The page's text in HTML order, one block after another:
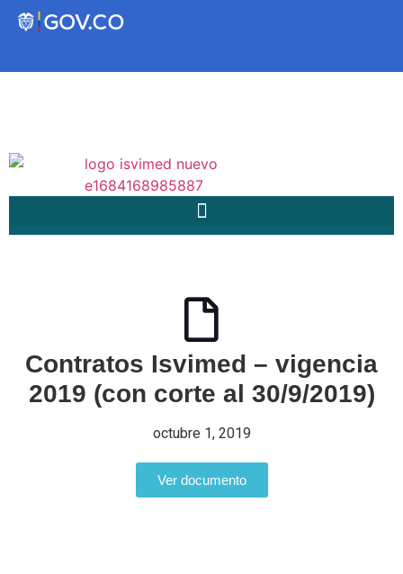
Hábitat de Medellín
Mejoramiento de
Vivienda
Vivienda un proyecto
Notificaciones
¿Qué es el ISVIMED?
Contratos Isvimed – vigencia
2019 (con corte al 30/9/2019)
octubre 1, 2019
Ver documento